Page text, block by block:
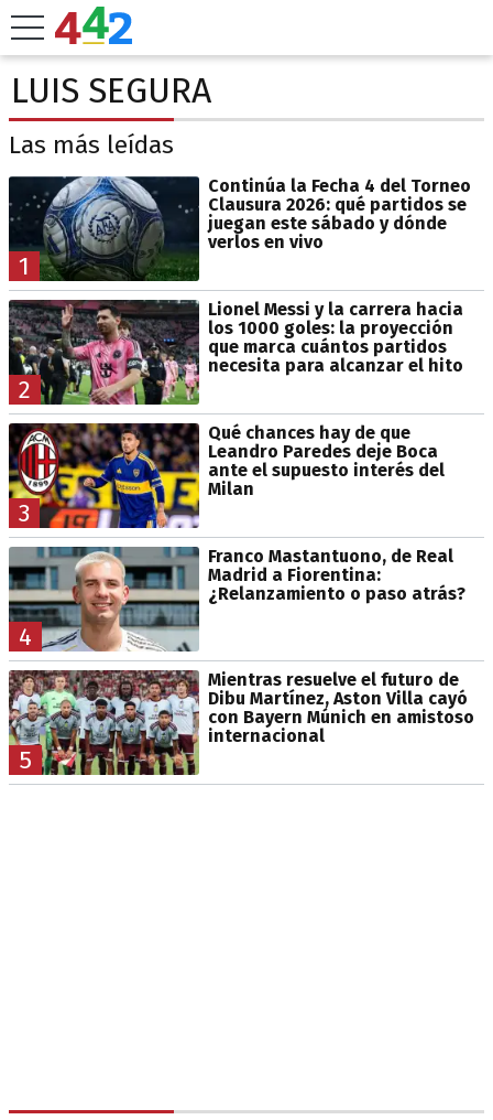
LUIS SEGURA
Las más leídas
1
Continúa la Fecha 4 del Torneo
Clausura 2026: qué partidos se
juegan este sábado y dónde
verlos en vivo
2
Lionel Messi y la carrera hacia
los 1000 goles: la proyección
que marca cuántos partidos
necesita para alcanzar el hito
3
Qué chances hay de que
Leandro Paredes deje Boca
ante el supuesto interés del
Milan
4
Franco Mastantuono, de Real
Madrid a Fiorentina:
¿Relanzamiento o paso atrás?
5
Mientras resuelve el futuro de
Dibu Martínez, Aston Villa cayó
con Bayern Múnich en amistoso
internacional